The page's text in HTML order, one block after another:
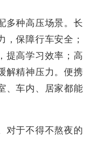
多种高压场景。长
，保障行车安全；
提高学习效率；高
解精神压力。便携
、车内、居家都能
对于不得不熬夜的